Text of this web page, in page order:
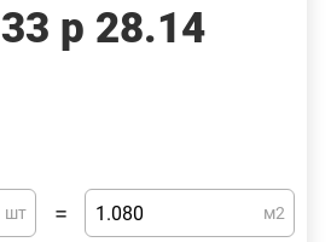
р 28.14
шт = м2